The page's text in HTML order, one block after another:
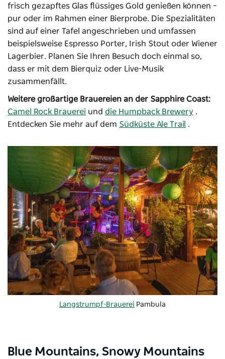
frisch gezapftes Glas flüssiges Gold genießen können –
pur oder im Rahmen einer Bierprobe. Die Spezialitäten
sind auf einer Tafel angeschrieben und umfassen
beispielsweise Espresso Porter, Irish Stout oder Wiener
Lagerbier. Planen Sie Ihren Besuch doch einmal so,
dass er mit dem Bierquiz oder Live-Musik
zusammenfällt.
Weitere großartige Brauereien an der Sapphire Coast:
Camel Rock Brauerei und die Humpback Brewery .
Entdecken Sie mehr auf dem Südküste Ale Trail .
Langstrumpf-Brauerei Pambula
Blue Mountains, Snowy Mountains